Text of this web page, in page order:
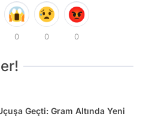
0 0 0
Geçti: Gram Altında Yeni